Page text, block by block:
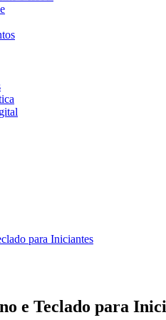
para Iniciantes
e Teclado para